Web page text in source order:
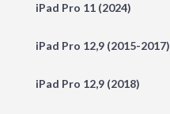
iPad Pro 11 (2024)
iPad Pro 12,9 (2015-2017)
iPad Pro 12,9 (2018)